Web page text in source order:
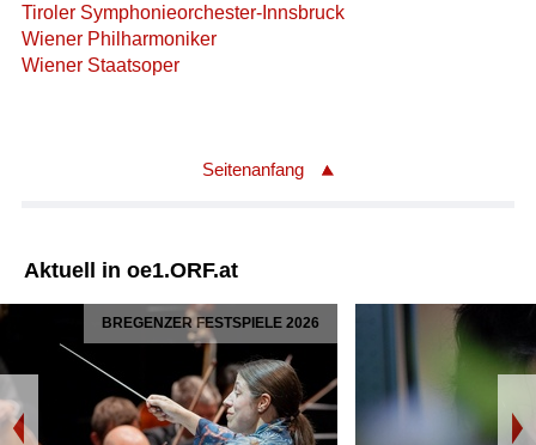
Tiroler Symphonieorchester-Innsbruck
Wiener Philharmoniker
Wiener Staatsoper
Seitenanfang
Aktuell in oe1.ORF.at
BREGENZER FESTSPIELE 2026